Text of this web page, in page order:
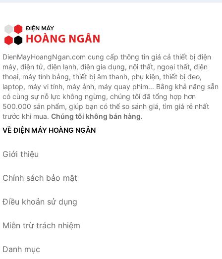
DienMayHoangNgan.com cung cấp thông tin giá cả thiết bị điện
máy, điện tử, điện lạnh, điện gia dụng, nội thất, ngoại thất, điện
thoại, máy tính bảng, thiết bị âm thanh, phụ kiện, thiết bị đeo,
laptop, máy vi tính, máy ảnh, máy quay phim... Bằng khả năng sẵn
có cùng sự nỗ lực không ngừng, chúng tôi đã tổng hợp hơn
500.000 sản phẩm, giúp bạn có thể so sánh giá, tìm giá rẻ nhất
trước khi mua. Chúng tôi không bán hàng.
VỀ ĐIỆN MÁY HOÀNG NGÂN
Giới thiệu
Chính sách bảo mật
Điều khoản sử dụng
Miễn trừ trách nhiệm
Danh mục